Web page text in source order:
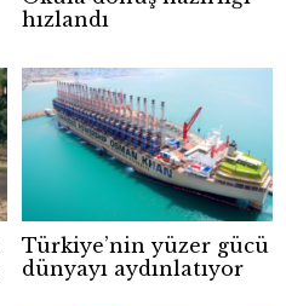
hızlandı
Türkiye’nin yüzer gücü
dünyayı aydınlatıyor